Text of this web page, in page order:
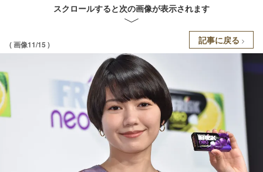
スクロールすると次の画像が表示されます
( 画像11/15 ) 記事に戻る